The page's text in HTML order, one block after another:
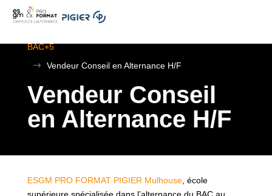
BAC+5
$
Vendeur Conseil en Alternance H/F
Vendeur Conseil
en Alternance H/F
ESGM PRO FORMAT PIGIER Mulhouse, école